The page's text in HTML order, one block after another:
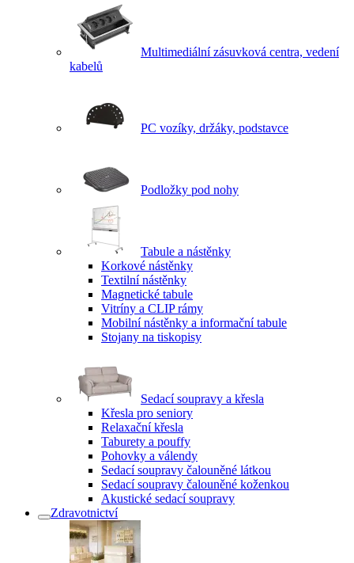
Multimediální zásuvková centra, vedení
kabelů
PC vozíky, držáky, podstavce
Podložky pod nohy
Tabule a nástěnky
Korkové nástěnky
Textilní nástěnky
Magnetické tabule
Vitríny a CLIP rámy
Mobilní nástěnky a informační tabule
Stojany na tiskopisy
Sedací soupravy a křesla
Křesla pro seniory
Relaxační křesla
Taburety a pouffy
Pohovky a válendy
Sedací soupravy čalouněné látkou
Sedací soupravy čalouněné koženkou
Akustické sedací soupravy
Zdravotnictví